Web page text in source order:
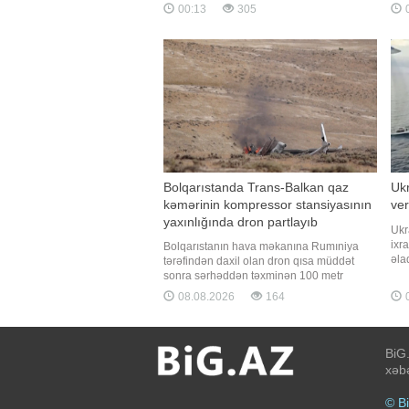
"yayın yarısı" kimi tanınan dövrə
görə, ayın 5-6-sı
00:13 305
Bolqarıstanda Trans-Balkan qaz
kəmərinin kompressor stansiyasının
yaxınlığında dron partlayıb
Bolqarıstanın hava məkanına Rumıniya
tərəfindən daxil olan dron qısa müddət
sonra sərhəddən təxminən 100 metr
kənarda partlayıb. "Report" Bolqarıstan
mediasına istinadən xəbər verir ki, bu
sonra bildirib. Hadis
08.08.2026 164
©